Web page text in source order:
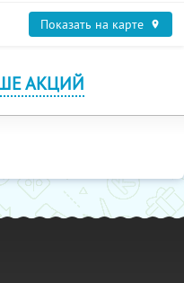
Показать на карте
АКЦИЙ